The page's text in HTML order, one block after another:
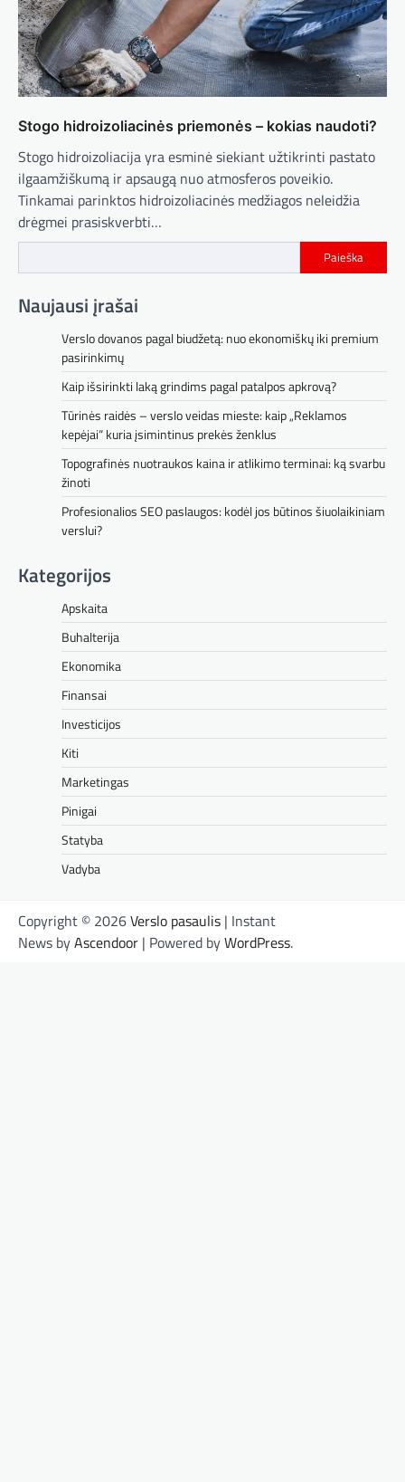
Stogo hidroizoliacinės priemonės – kokias naudoti?
Stogo hidroizoliacija yra esminė siekiant užtikrinti pastato
ilgaamžiškumą ir apsaugą nuo atmosferos poveikio.
Tinkamai parinktos hidroizoliacinės medžiagos neleidžia
drėgmei prasiskverbti…
Paieška
Naujausi įrašai
Verslo dovanos pagal biudžetą: nuo ekonomiškų iki premium
pasirinkimų
Kaip išsirinkti laką grindims pagal patalpos apkrovą?
Tūrinės raidės – verslo veidas mieste: kaip „Reklamos
kepėjai“ kuria įsimintinus prekės ženklus
Topografinės nuotraukos kaina ir atlikimo terminai: ką svarbu
žinoti
Profesionalios SEO paslaugos: kodėl jos būtinos šiuolaikiniam
verslui?
Kategorijos
Apskaita
Buhalterija
Ekonomika
Finansai
Investicijos
Kiti
Marketingas
Pinigai
Statyba
Vadyba
Copyright © 2026Verslo pasaulis | Instant
News byAscendoor | Powered byWordPress.